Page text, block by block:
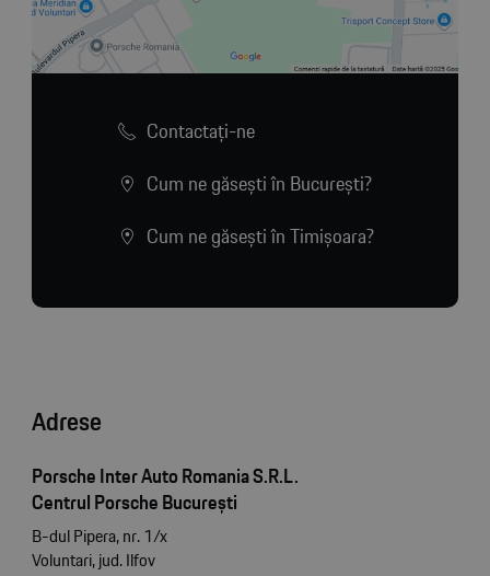
Contactaţi-ne
Cum ne găsești în București?
Cum ne găsești în Timișoara?
Adrese
Porsche Inter Auto Romania S.R.L.
Centrul Porsche București
B-dul Pipera, nr. 1/x
Voluntari, jud. Ilfov